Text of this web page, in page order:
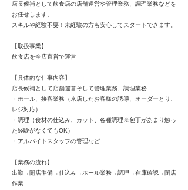
店長候補として飲食店の店舗運営や管理業務、調理業務などを
お任せします。
スキルや経験不要！未経験の方も安心してスタートできます。
【取扱事業】
飲食店を全店直営で運営
【具体的な仕事内容】
店長候補として店舗運営そして管理業務、調理業務
・ホール、接客業務（来店したお客様の誘導、オーダーとり、
レジ対応）
・調理（食材の仕込み、カット、各種調理※包丁があまり触っ
た経験がなくてもOK）
・アルバイトスタッフの管理など
【業務の流れ】
出勤→開店準備→仕込み→ホール業務→調理→在庫確認→閉店
作業